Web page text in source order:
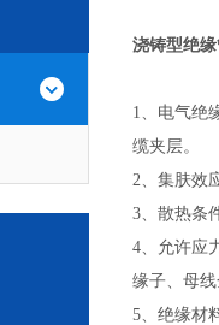
浇铸型绝
1、电气绝
缆夹层。
2、集肤效
3、散热条
4、允许应
缘子、母
5、绝缘材